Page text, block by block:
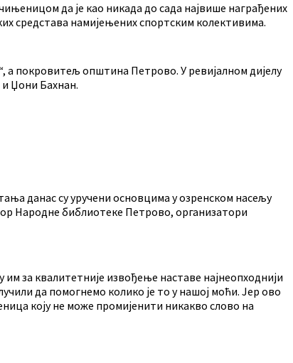
да је као никада до сада највише награђених
средстава намијењених спортским колективима.
а покровитељ општина Петрово. У ревијалном дијелу
и Џони Бахнан.
данас су уручени основцима у озренском насељу
Народне библиотеке Петрово, организатори
за квалитетније извођење наставе најнеопходнији
да помогнемо колико је то у нашој моћи. Јер ово
коју не може промијенити никакво слово на